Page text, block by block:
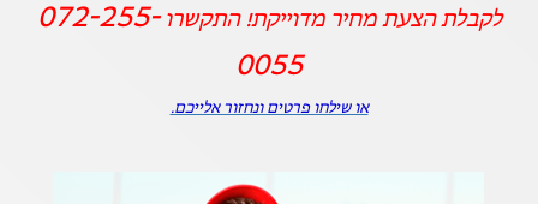
לקבלת הצעת מחיר מדוייקת! התקשרו072-255-
0055
או שילחו פרטים ונחזור אלייכם.